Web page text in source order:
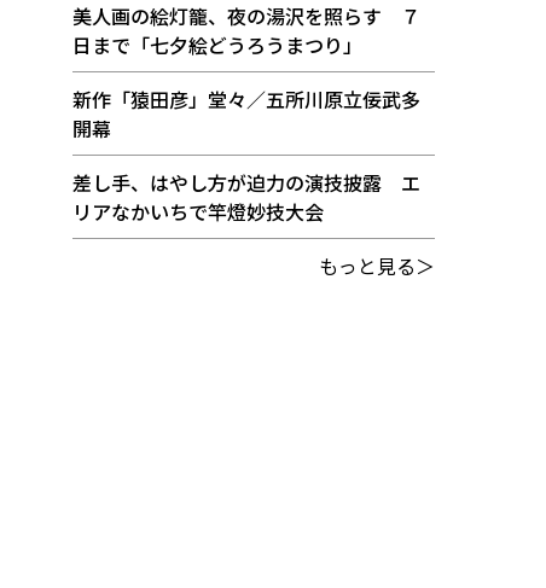
美人画の絵灯籠、夜の湯沢を照らす ７
日まで「七夕絵どうろうまつり」
新作「猿田彦」堂々／五所川原立佞武多
開幕
差し手、はやし方が迫力の演技披露 エ
リアなかいちで竿燈妙技大会
もっと見る＞